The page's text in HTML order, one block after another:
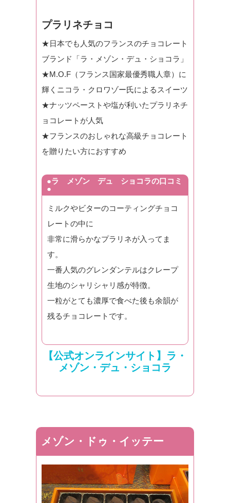
プラリネチョコ
★日本でも人気のフランスのチョコレート
ブランド「ラ・メゾン・デュ・ショコラ」
★M.O.F（フランス国家最優秀職人章）に
輝くニコラ・クロワゾー氏によるスイーツ
★ナッツペーストや塩が利いたプラリネチ
ョコレートが人気
★フランスのおしゃれな高級チョコレート
を贈りたい方におすすめ
●ラ メゾン デュ ショコラの口コミ
●
ミルクやビターのコーティングチョコ
レートの中に
非常に滑らかなプラリネが入ってま
す。
一番人気のグレンダンテルはクレープ
生地のシャリシャリ感が特徴。
一粒がとても濃厚で食べた後も余韻が
残るチョコレートです。
【公式オンラインサイト】ラ・
メゾン・デュ・ショコラ
メゾン・ドゥ・イッテー